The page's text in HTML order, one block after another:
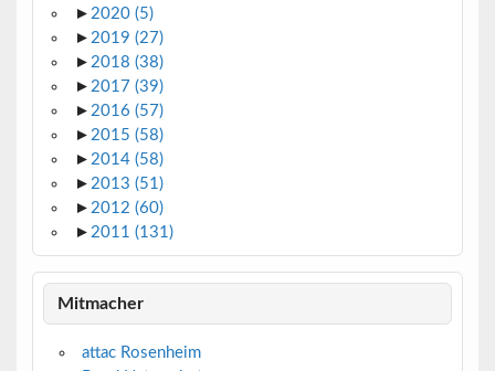
► 2020 (5)
► 2019 (27)
► 2018 (38)
► 2017 (39)
► 2016 (57)
► 2015 (58)
► 2014 (58)
► 2013 (51)
► 2012 (60)
► 2011 (131)
Mitmacher
attac Rosenheim